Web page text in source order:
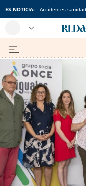
ES NOTICIA: Accidentes sanidad